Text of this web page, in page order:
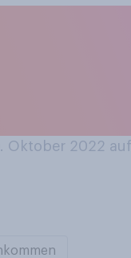
Oktober 2022 auf